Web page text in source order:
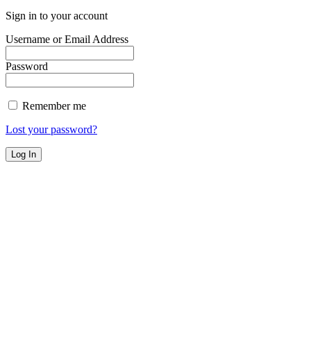
Sign in to your account
Username or Email Address
Password
Remember me
Lost your password?